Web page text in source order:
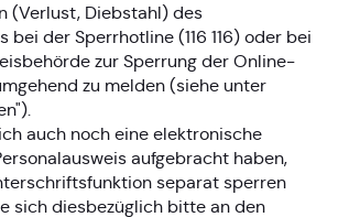
(Verlust, Diebstahl) des
bei der Sperrhotline (116 116) oder bei
zur Sperrung der Online-
zu melden (siehe unter
auch noch eine elektronische
aufgebracht haben,
separat sperren
sich diesbezüglich bitte an den